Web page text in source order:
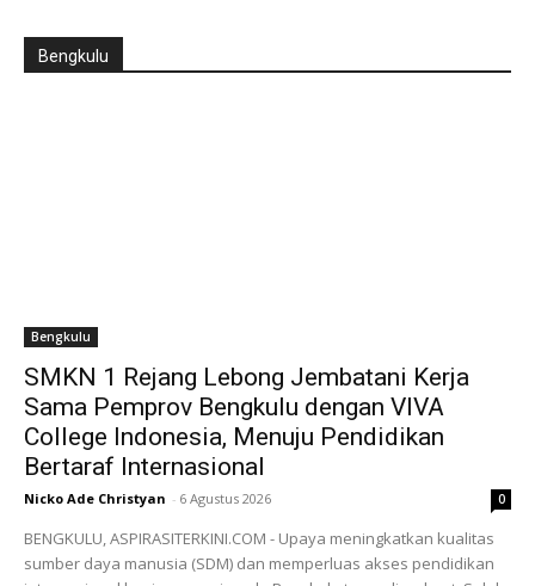
Bengkulu
Bengkulu
SMKN 1 Rejang Lebong Jembatani Kerja
Sama Pemprov Bengkulu dengan VIVA
College Indonesia, Menuju Pendidikan
Bertaraf Internasional
Nicko Ade Christyan - 6 Agustus 2026 0
BENGKULU, ASPIRASITERKINI.COM - Upaya meningkatkan kualitas
sumber daya manusia (SDM) dan memperluas akses pendidikan